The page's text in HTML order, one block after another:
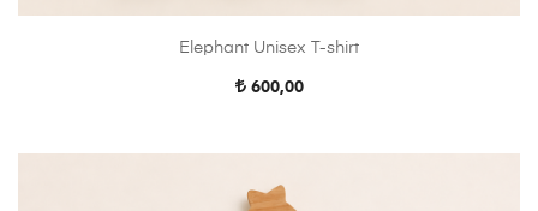
Elephant Unisex T-shirt
600,00